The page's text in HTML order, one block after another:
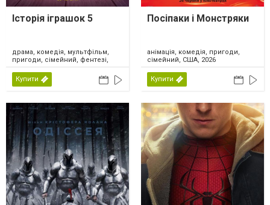
Історія іграшок 5
драма, комедія, мультфільм,
пригоди, сімейний, фентезі,
США, 2026
Купити
Посіпаки і Монстряки
анімація, комедія, пригоди,
сімейний, США, 2026
Купити